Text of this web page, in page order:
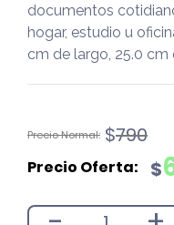
documentos
hogar, estudio u
cm de largo, 25.0
$790
El
original
$790.
$
El
actual
$690.